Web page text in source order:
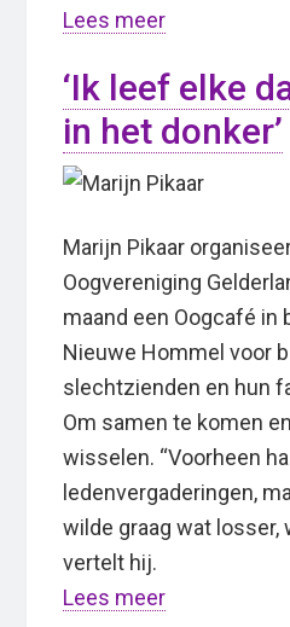
Lees meer
‘Ik leef elke
in het donker’
Marijn Pikaar
Oogvereniging
maand een Oogcafé in
Nieuwe Hommel voor
slechtzienden en hun
Om samen te komen
wisselen. “Voorheen
ledenvergaderingen,
wilde graag wat losser,
vertelt hij.
Lees meer